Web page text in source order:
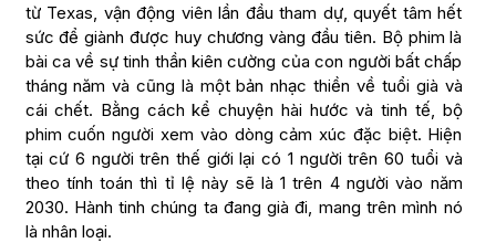
từ Texas, vận động viên lần đầu tham dự, quyết tâm hết
sức để giành được huy chương vàng đầu tiên. Bộ phim là
bài ca về sự tinh thần kiên cường của con người bất chấp
tháng năm và cũng là một bản nhạc thiền về tuổi già và
cái chết. Bằng cách kể chuyện hài hước và tinh tế, bộ
phim cuốn người xem vào dòng cảm xúc đặc biệt. Hiện
tại cứ 6 người trên thế giới lại có 1 người trên 60 tuổi và
theo tính toán thì tỉ lệ này sẽ là 1 trên 4 người vào năm
2030. Hành tinh chúng ta đang già đi, mang trên mình nó
là nhân loại.